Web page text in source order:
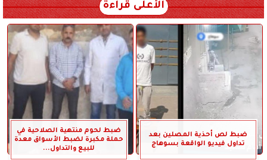
الأعلى قراءة
ضبط لص أحذية المصلين بعد
تداول فيديو الواقعة بسوهاج
ضبط لحوم منتهية الصلاحية في
حملة مكبرة لضبط الأسواق معدة
للبيع والتداول...